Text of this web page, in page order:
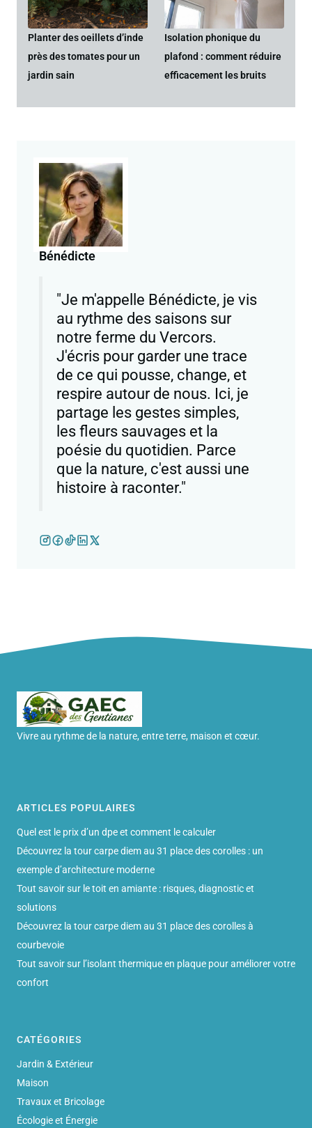
Planter des oeillets d’inde
près des tomates pour un
jardin sain
Isolation phonique du
plafond : comment réduire
efficacement les bruits
Bénédicte
"Je m'appelle Bénédicte, je vis
au rythme des saisons sur
notre ferme du Vercors.
J'écris pour garder une trace
de ce qui pousse, change, et
respire autour de nous. Ici, je
partage les gestes simples,
les fleurs sauvages et la
poésie du quotidien. Parce
que la nature, c'est aussi une
histoire à raconter."
Vivre au rythme de la nature, entre terre, maison et cœur.
ARTICLES POPULAIRES
Quel est le prix d’un dpe et comment le calculer
Découvrez la tour carpe diem au 31 place des corolles : un
exemple d’architecture moderne
Tout savoir sur le toit en amiante : risques, diagnostic et
solutions
Découvrez la tour carpe diem au 31 place des corolles à
courbevoie
Tout savoir sur l’isolant thermique en plaque pour améliorer votre
confort
CATÉGORIES
Jardin & Extérieur
Maison
Travaux et Bricolage
Écologie et Énergie